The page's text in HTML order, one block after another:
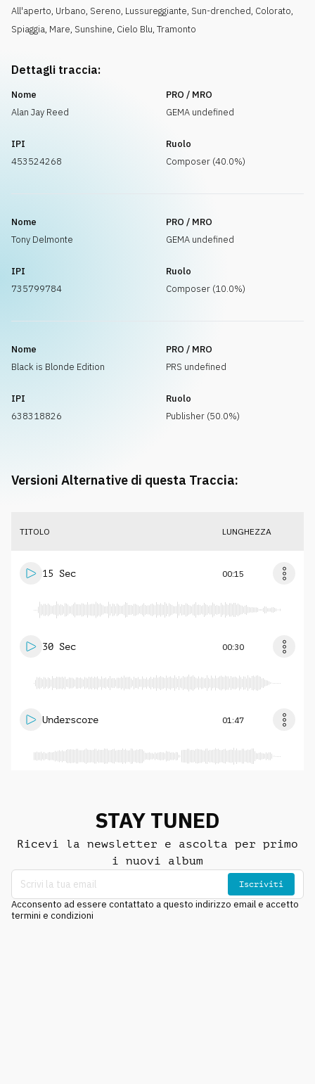
All'aperto, Urbano, Sereno, Lussureggiante, Sun-drenched, Colorato,
Spiaggia, Mare, Sunshine, Cielo Blu, Tramonto
Dettagli traccia:
Nome
Alan Jay Reed
PRO / MRO
GEMA undefined
IPI
453524268
Ruolo
Composer (40.0%)
Nome
Tony Delmonte
PRO / MRO
GEMA undefined
IPI
735799784
Ruolo
Composer (10.0%)
Nome
Black is Blonde Edition
PRO / MRO
PRS undefined
IPI
638318826
Ruolo
Publisher (50.0%)
Versioni Alternative di questa Traccia:
TITOLO LUNGHEZZA
15 Sec 00:15
30 Sec 00:30
Underscore 01:47
STAY TUNED
Ricevi la newsletter e ascolta per primo
i nuovi album
Iscriviti
Acconsento ad essere contattato a questo indirizzo email e accetto
termini e condizioni